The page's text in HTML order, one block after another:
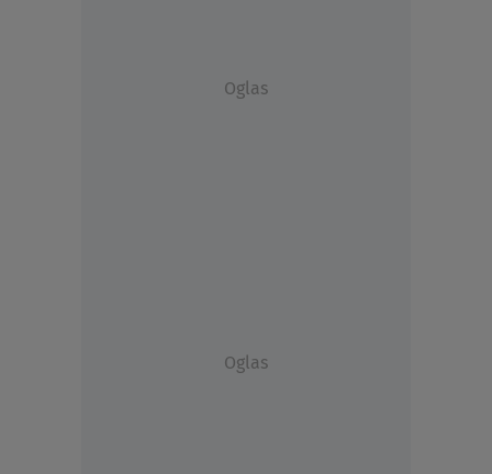
Oglas
Oglas